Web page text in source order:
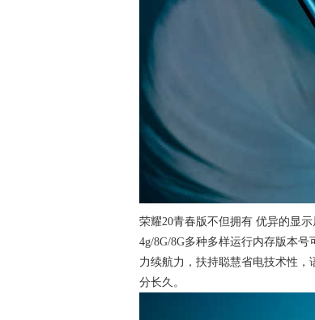
荣耀20青春版不但拥有 优异的显
4g/8G/8G多种多样运行内存版本
力续航力，扶持聪慧省电技术性，
分长久。